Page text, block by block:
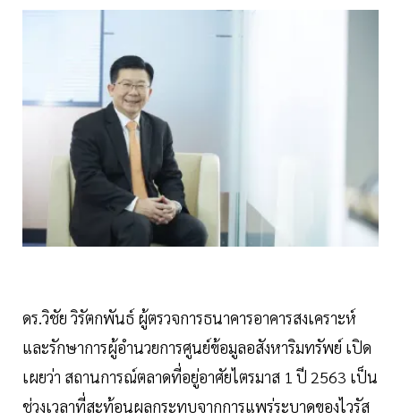
ดร.วิชัย วิรัตกพันธ์ ผู้ตรวจการธนาคารอาคารสงเคราะห์
และรักษาการผู้อำนวยการศูนย์ข้อมูลอสังหาริมทรัพย์ เปิด
เผยว่า สถานการณ์ตลาดที่อยู่อาศัยไตรมาส 1 ปี 2563 เป็น
ช่วงเวลาที่สะท้อนผลกระทบจากการแพร่ระบาดของไวรัส